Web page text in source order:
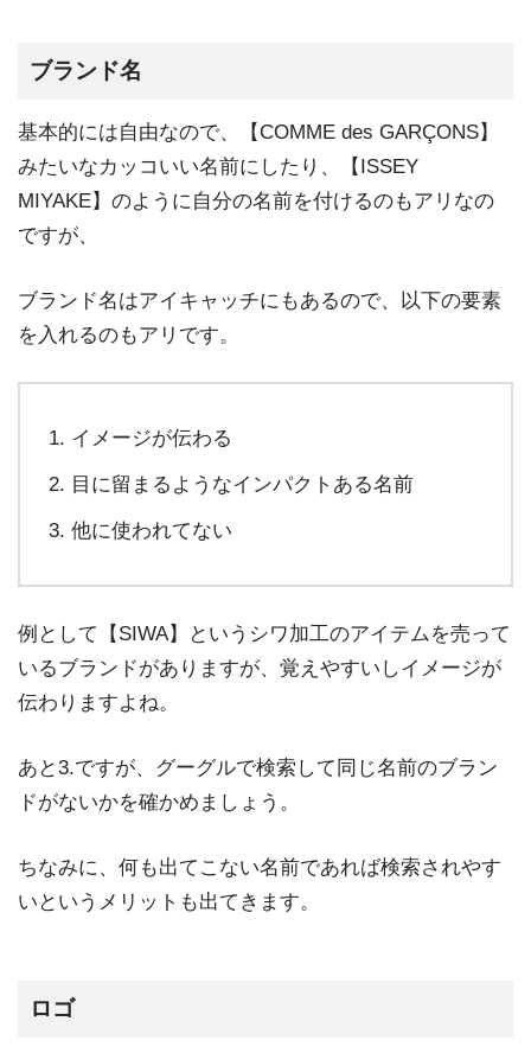
ブランド名
基本的には自由なので、【COMME des GARÇONS】
みたいなカッコいい名前にしたり、【ISSEY
MIYAKE】のように自分の名前を付けるのもアリなの
ですが、
ブランド名はアイキャッチにもあるので、以下の要素
を入れるのもアリです。
イメージが伝わる
目に留まるようなインパクトある名前
他に使われてない
例として【SIWA】というシワ加工のアイテムを売って
いるブランドがありますが、覚えやすいしイメージが
伝わりますよね。
あと3.ですが、グーグルで検索して同じ名前のブラン
ドがないかを確かめましょう。
ちなみに、何も出てこない名前であれば検索されやす
いというメリットも出てきます。
ロゴ